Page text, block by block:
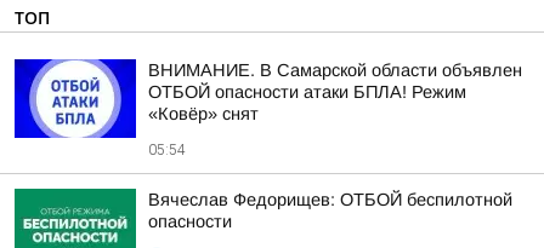
ТОП
ВНИМАНИЕ. В Самарской области объявлен
ОТБОЙ опасности атаки БПЛА! Режим
«Ковёр» снят
05:54
Вячеслав Федорищев: ОТБОЙ беспилотной
опасности